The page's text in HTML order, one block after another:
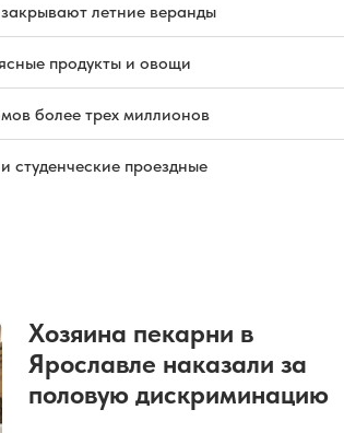
летние веранды
продукты и овощи
более трех миллионов
студенческие проездные
Хозяина пекарни в
Ярославле наказали за
половую дискриминацию